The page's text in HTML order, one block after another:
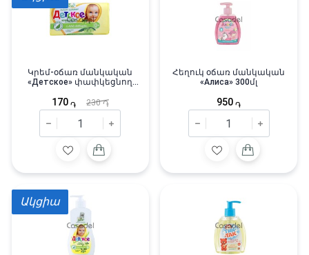
Կրեմ-օճառ մանկական
«Детское» փափկեցնող
170 ֏ 230֏
Հեղուկ օճառ մանկական
«Алиса» 300մլ
950 ֏
Ակցիա